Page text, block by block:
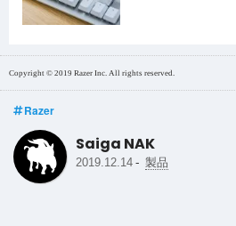
Copyright © 2019 Razer Inc. All rights reserved.
Razer
Saiga NAK
2019.12.14 - 製品